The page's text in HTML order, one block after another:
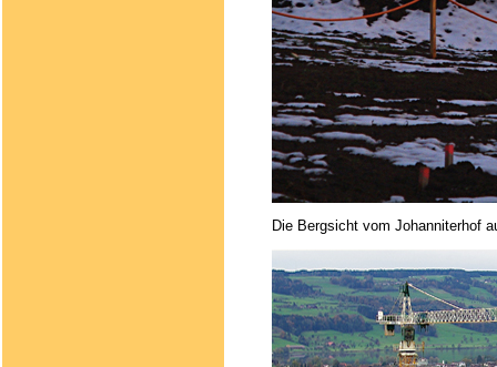
Die Bergsicht vom Johanniterhof